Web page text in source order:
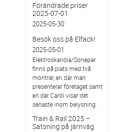
Förändrade priser
2025-07-01
2025-05-30
Besök oss på Elfack!
2025-05-01
Elektroskandia/Sonepar
finns på plats med två
montrar, en där man
presenterar företaget samt
en där Cardi visar det
senaste inom belysning.
Train & Rail 2025 –
Satsning på järnväg